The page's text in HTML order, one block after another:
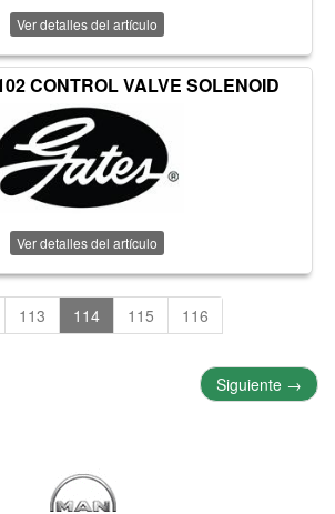
Ver detalles del artículo
CONTROL VALVE SOLENOID
Ver detalles del artículo
113 114 115 116
Siguiente →